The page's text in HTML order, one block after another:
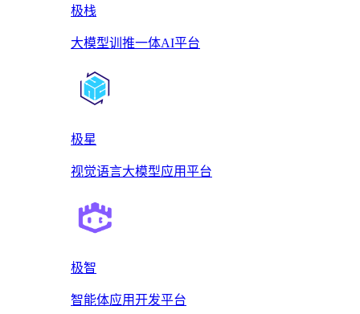
极栈
大模型训推一体AI平台
极星
视觉语言大模型应用平台
极智
智能体应用开发平台